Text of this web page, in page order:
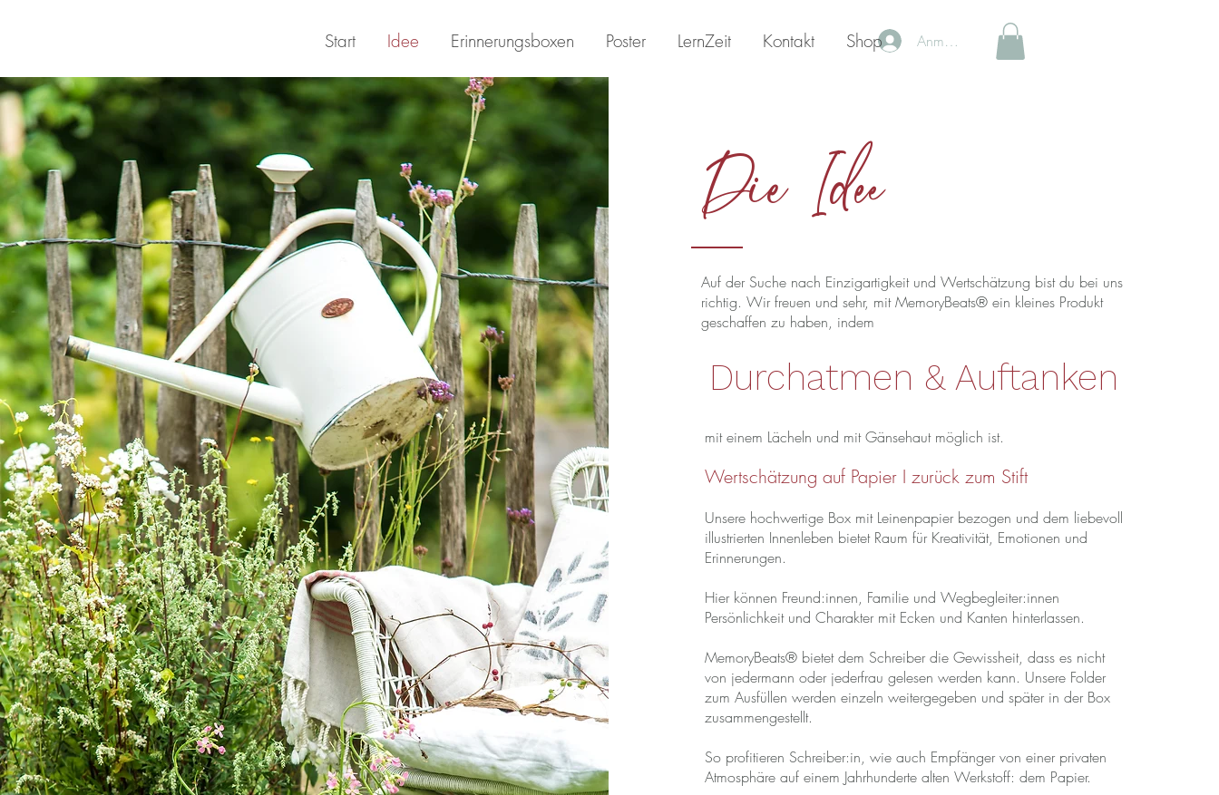
Start Idee Erinnerungsboxen Poster LernZeit Kontakt Shop Anmelden
Die Idee
Auf der Suche nach Einzigartigkeit und Wertschätzung bist du bei uns
richtig. Wir freuen und sehr, mit MemoryBeats® ein kleines Produkt
geschaffen zu haben, indem
Durchatmen & Auftanken
mit einem Lächeln und mit Gänsehaut möglich ist.
Wertschätzung auf Papier I zurück zum Stift
Unsere hochwertige Box mit Leinenpapier bezogen und dem liebevoll
illustrierten Innenleben bietet Raum für Kreativität, Emotionen und
Erinnerungen.
Hier können Freund:innen, Familie und Wegbegleiter:innen
Persönlichkeit und Charakter mit Ecken und Kanten hinterlassen.
MemoryBeats® bietet dem Schreiber die Gewissheit, dass es nicht
von jedermann oder jederfrau gelesen werden kann. Unsere Folder
zum Ausfüllen werden einzeln weitergegeben und später in der Box
zusammengestellt.
So profitieren Schreiber:in, wie auch Empfänger von einer privaten
Atmosphäre auf einem Jahrhunderte alten Werkstoff: dem Papier.